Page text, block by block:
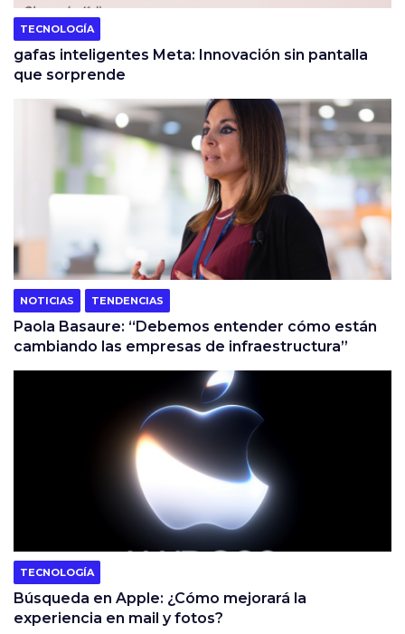
TECNOLOGÍA
gafas inteligentes Meta: Innovación sin pantalla
que sorprende
NOTICIAS TENDENCIAS
Paola Basaure: “Debemos entender cómo están
cambiando las empresas de infraestructura”
TECNOLOGÍA
Búsqueda en Apple: ¿Cómo mejorará la
experiencia en mail y fotos?